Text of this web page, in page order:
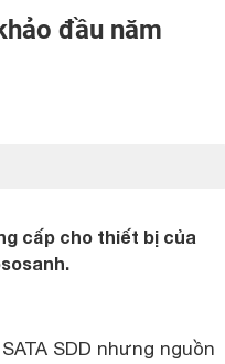
đầu năm
cấp cho thiết bị của
SDD nhưng nguồn